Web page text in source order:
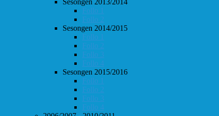
Follo 1
Follo 2
Sesongen 2014/2015
Follo 1
Follo 2
Follo 3
Follo 4
Sesongen 2015/2016
Follo 1
Follo 2
Follo 3
Follo 4